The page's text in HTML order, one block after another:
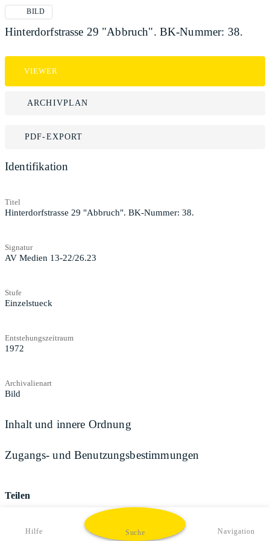
BILD
Hinterdorfstrasse 29 "Abbruch". BK-Nummer: 38.
VIEWER
ARCHIVPLAN
PDF-EXPORT
Identifikation
Titel
Hinterdorfstrasse 29 "Abbruch". BK-Nummer: 38.
Signatur
AV Medien 13-22/26.23
Stufe
Einzelstueck
Entstehungszeitraum
1972
Archivalienart
Bild
Inhalt und innere Ordnung
Zugangs- und Benutzungsbestimmungen
Teilen
Hilfe Suche Navigation